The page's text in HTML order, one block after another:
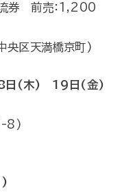
流券 前売：1,200
央区天満橋京町)
日(木) 19日(金)
8)
)